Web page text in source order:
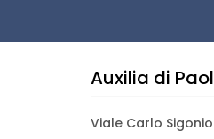
Auxilia di
Viale Carlo